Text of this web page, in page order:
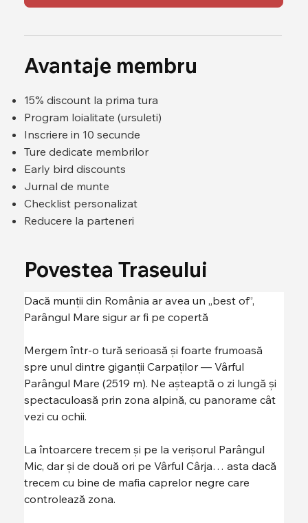
Povestea Traseului
Dacă munții din România ar avea un „best of”,
Parângul Mare sigur ar fi pe copertă
Mergem într-o tură serioasă și foarte frumoasă
spre unul dintre giganții Carpaților — Vârful
Parângul Mare (2519 m). Ne așteaptă o zi lungă și
spectaculoasă prin zona alpină, cu panorame cât
vezi cu ochii.
La întoarcere trecem și pe la verișorul Parângul
Mic, dar și de două ori pe Vârful Cârja… asta dacă
trecem cu bine de mafia caprelor negre care
controlează zona.
Avantaje membru
15% discount la prima tura
Program loialitate (ursuleti)
Inscriere in 10 secunde
Ture dedicate membrilor
Early bird discounts
Jurnal de munte
Checklist personalizat
Reducere la parteneri